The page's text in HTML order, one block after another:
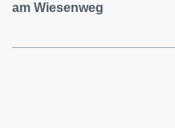
am Wiesenweg